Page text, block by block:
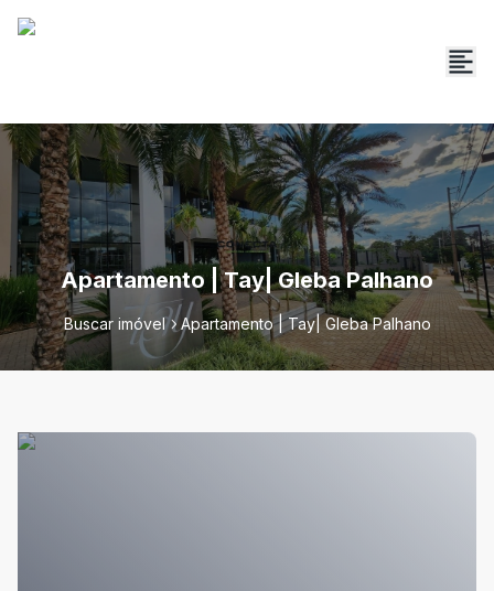
Apartamento | Tay| Gleba Palhano
Buscar imóvel Apartamento | Tay| Gleba Palhano